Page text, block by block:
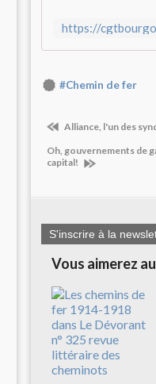
#Chemin de fer
Alliance, l'un des
Oh, gouvernements de
capital!
S'inscrire à la
Vous aimerez